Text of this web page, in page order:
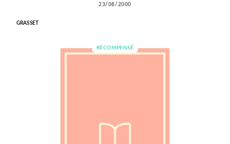
23/08/2000
GRASSET
RÉCOMPENSÉ